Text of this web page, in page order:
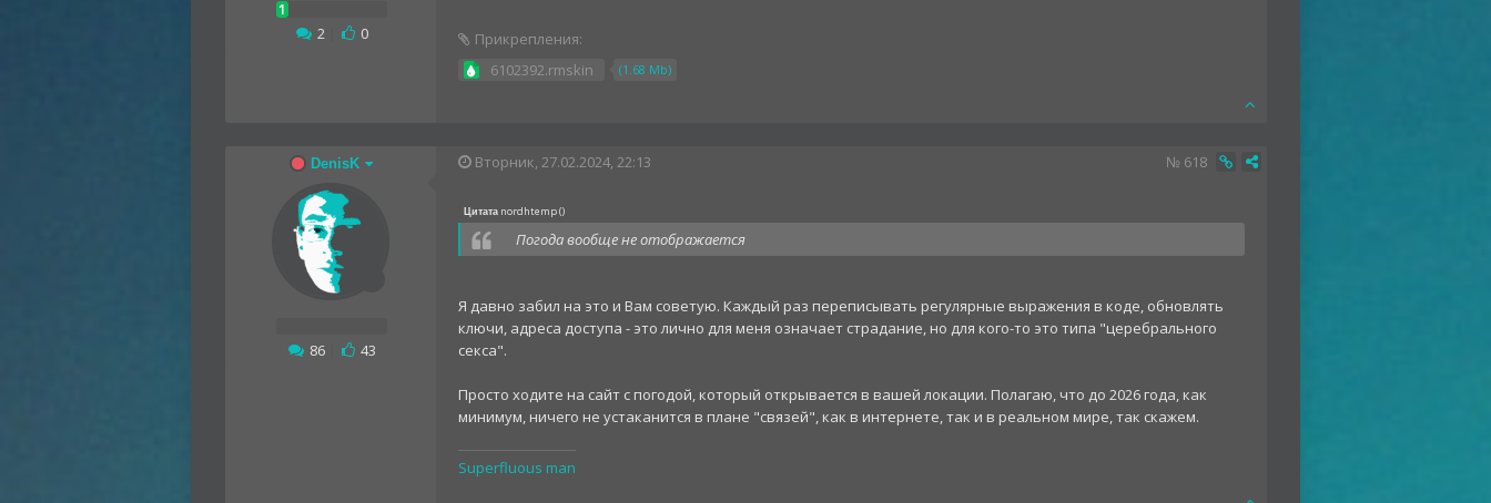
2 0
Прикрепления:
6102392.rmskin
(1.68 Mb)
DenisK
86 43
Вторник, 27.02.2024, 22:13 № 618
Цитата nordhtemp()
Погода вообще не отображается
Я давно забил на это и Вам советую. Каждый раз переписывать регулярные выражения в коде, обновлять
ключи, адреса доступа - это лично для меня означает страдание, но для кого-то это типа "церебрального
секса".
Просто ходите на сайт с погодой, который открывается в вашей локации. Полагаю, что до 2026 года, как
минимум, ничего не устаканится в плане "связей", как в интернете, так и в реальном мире, так скажем.
Superfluous man